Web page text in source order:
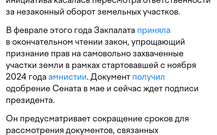
за незаконный оборот земельных участков.
В феврале этого года Закпалата приняла
в окончательном чтении закон, упрощающий
признание прав на самовольно захваченные
участки земли в рамках стартовавшей с ноября
2024 года амнистии. Документ получил
одобрение Сената в мае и сейчас ждет подписи
президента.
Он предусматривает сокращение сроков для
рассмотрения документов, связанных